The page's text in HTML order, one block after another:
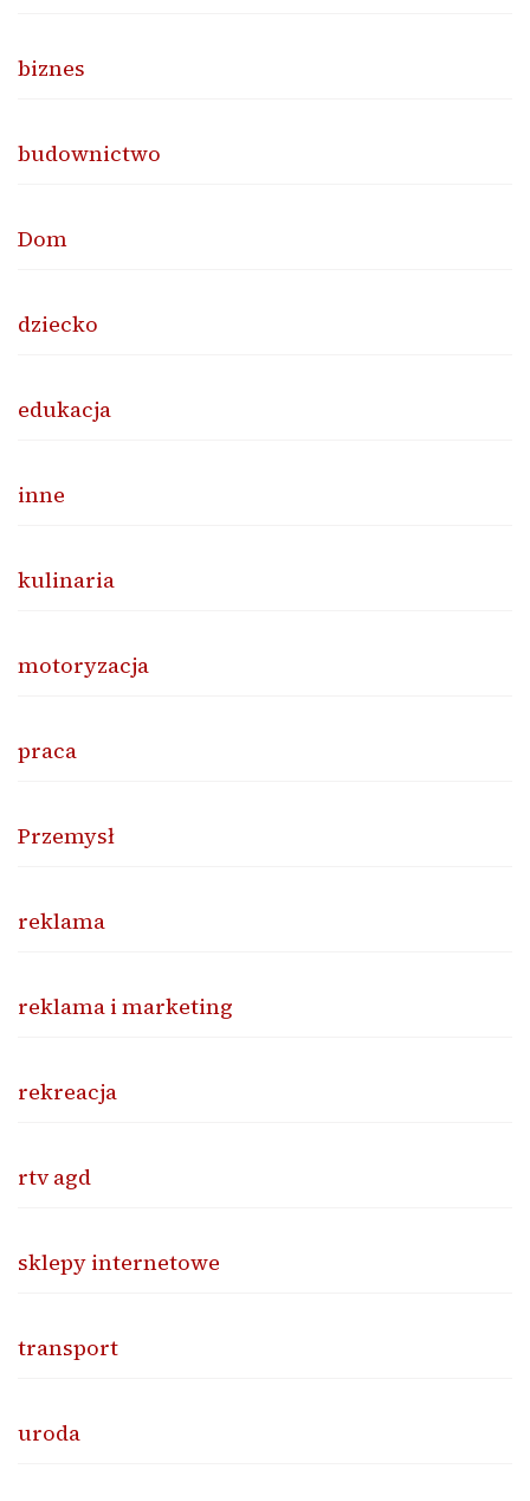
biznes
budownictwo
Dom
dziecko
edukacja
inne
kulinaria
motoryzacja
praca
Przemysł
reklama
reklama i marketing
rekreacja
rtv agd
sklepy internetowe
transport
uroda